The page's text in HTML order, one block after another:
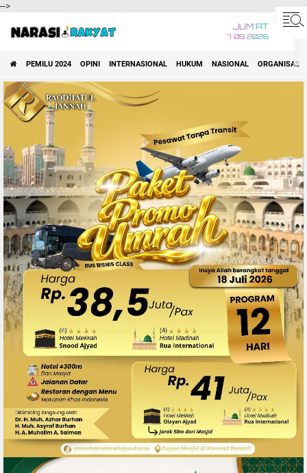
-->
JUM'AT
7 08 2026
PEMILU 2024 OPINI INTERNASIONAL HUKUM NASIONAL ORGANISASI